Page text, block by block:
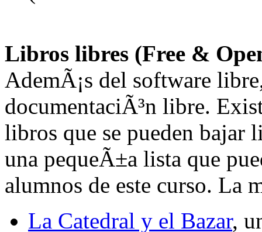
Libros libres (Free &
AdemÃ¡s del software
documentaciÃ³n libre.
libros que se pueden bajar
una pequeÃ±a lista que
alumnos de este curso. La
La Catedral y el Bazar,